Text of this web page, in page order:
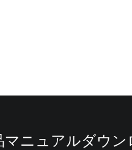
マニュアルダウン